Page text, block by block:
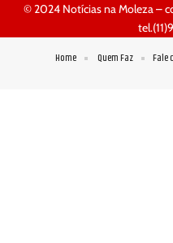
© 2024 Notícias na Moleza –
Home Quem Faz Fale